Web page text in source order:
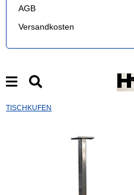
AGB
Versandkosten
TISCHKUFEN